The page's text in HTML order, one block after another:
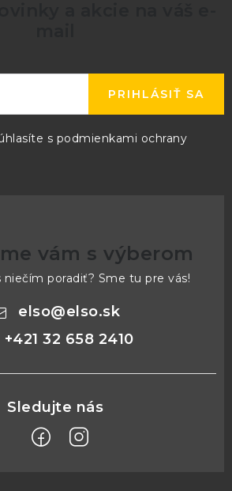
s podmienkami ochrany
PRIHLÁSIŤ SA
vám s výberom
poradiť? Sme tu pre vás!
elso@elso.sk
+421 32 658 2410